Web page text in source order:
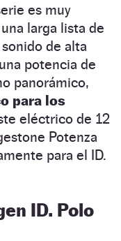
es muy
larga lista de
de alta
potencia de
panorámico,
para los
eléctrico de 12
Potenza
para el ID.
ID. Polo